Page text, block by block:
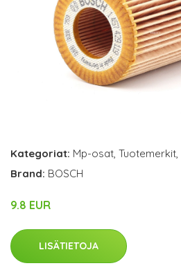
Kategoriat: Mp-osat Tuotemerkit
Brand: BOSCH
9.8 EUR
LISÄTIETOJA